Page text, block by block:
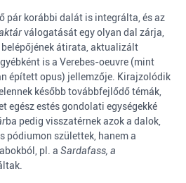
pár korábbi dalát is integrálta, és az
válogatását egy olyan dal zárja,
átirata, aktualizált
is a Verebes-oeuvre (mint
épített opus) jellemzője. Kirajzolódik
később továbbfejlődő témák,
egész estés gondolati egységekké
ba pedig visszatérnek azok a dalok,
pódiumon születtek, hanem a
pl. a Sardafass, a